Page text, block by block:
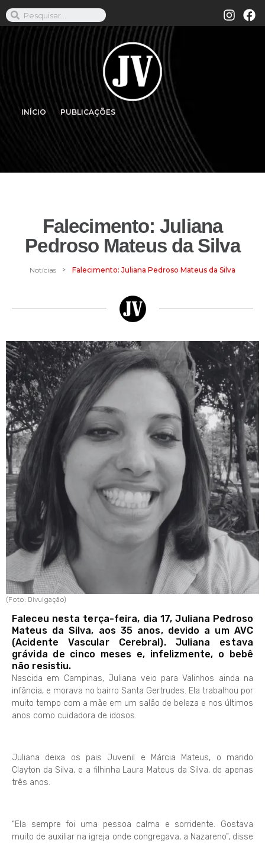
INÍCIO PUBLICAÇÕES
Falecimento: Juliana
Pedroso Mateus da Silva
Notícias > Falecimento: Juliana Pedroso Mateus da Silva
(Foto: Divulgação)
Faleceu nesta terça-feira, dia 17, Juliana Pedroso
Mateus da Silva, aos 35 anos, devido a um AVC
(Acidente Vascular Cerebral). Juliana estava
grávida de cinco meses e, infelizmente, o bebê
não resistiu.
Nascida em Campinas, Juliana veio para Valinhos ainda na
infância, e morava no bairro Santa Gertrudes. Ela trabalhou por
muito tempo com a mãe em um salão de beleza e nos últimos
anos como cuidadora de idosos.
Juliana deixa os pais Juvenil e Márcia Mateus, o marido
Clayton da Silva, e a filhinha Laura Mateus da Silva, de apenas
três anos.
“Ela sempre foi uma pessoa calma e sorridente. Gostava
muito de auxiliar na igreja onde congregava, a Nazareno”, disse